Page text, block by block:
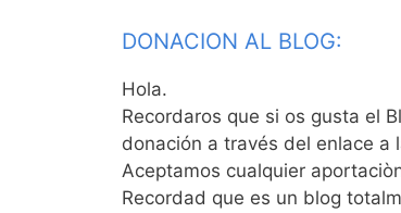
DONACION AL BLOG:
Hola.
Recordaros que si os gusta el
donación a través del enlace a
Aceptamos cualquier
Recordad que es un blog